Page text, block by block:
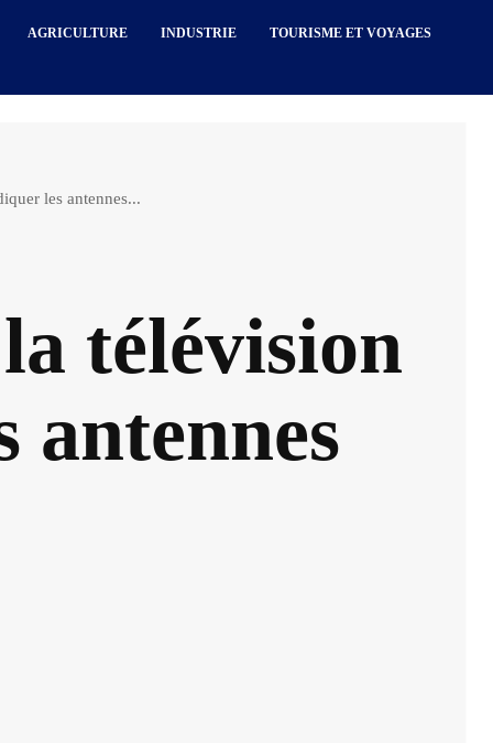
AGRICULTURE INDUSTRIE TOURISME ET VOYAGES
les antennes...
télévision
antennes